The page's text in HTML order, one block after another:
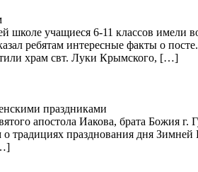
школе учащиеся 6-11 классов
ребятам интересные факты о
храм свт. Луки Крымского, […]
праздниками
апостола Иакова, брата
о традициях празднования дня